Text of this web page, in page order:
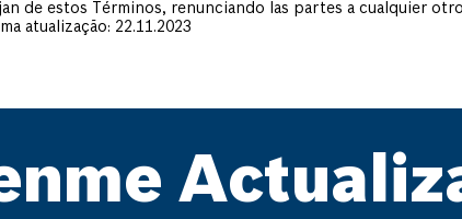
de estos Términos, renunciando las partes a cualquier
atualização: 22.11.2023